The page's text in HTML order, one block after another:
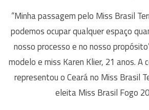
“Minha passagem pelo Miss Brasil
podemos ocupar qualquer espaço
nosso processo e no nosso
modelo e miss Karen Klier, 21 anos. A
representou o Ceará no Miss Brasil
eleita Miss Brasil Fogo